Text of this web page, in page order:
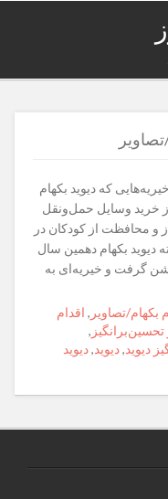
که دیوید بکهام
خرید وسایل حمل‌ونقل
و محافظت از کودکان در
دیوید بکهام دهمین سال
گرفت و خیریه‌ای به
بکهام/تصاویر , اقدام
,
دیوید,دیوید,دیوید